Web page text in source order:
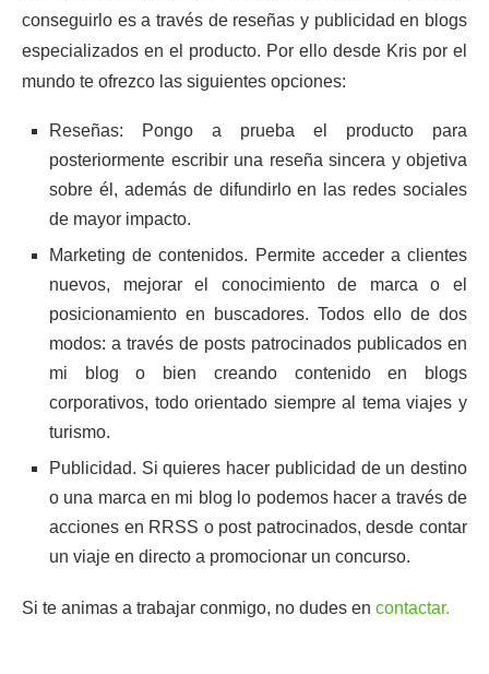
conseguirlo es a través de reseñas y publicidad en blogs
especializados en el producto. Por ello desde Kris por el
mundo te ofrezco las siguientes opciones:
Reseñas: Pongo a prueba el producto para
posteriormente escribir una reseña sincera y objetiva
sobre él, además de difundirlo en las redes sociales
de mayor impacto.
Marketing de contenidos. Permite acceder a clientes
nuevos, mejorar el conocimiento de marca o el
posicionamiento en buscadores. Todos ello de dos
modos: a través de posts patrocinados publicados en
mi blog o bien creando contenido en blogs
corporativos, todo orientado siempre al tema viajes y
turismo.
Publicidad. Si quieres hacer publicidad de un destino
o una marca en mi blog lo podemos hacer a través de
acciones en RRSS o post patrocinados, desde contar
un viaje en directo a promocionar un concurso.
Si te animas a trabajar conmigo, no dudes en contactar.